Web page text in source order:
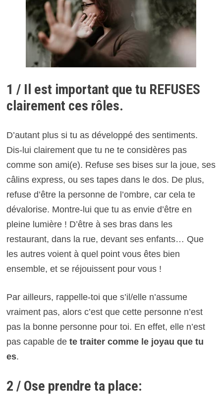
1 / Il est important que tu REFUSES
clairement ces rôles.
D’autant plus si tu as développé des sentiments.
Dis-lui clairement que tu ne te considères pas
comme son ami(e). Refuse ses bises sur la joue, ses
câlins express, ou ses tapes dans le dos. De plus,
refuse d’être la personne de l’ombre, car cela te
dévalorise. Montre-lui que tu as envie d’être en
pleine lumière ! D’être à ses bras dans les
restaurant, dans la rue, devant ses enfants… Que
les autres voient à quel point vous êtes bien
ensemble, et se réjouissent pour vous !
Par ailleurs, rappelle-toi que s’il/elle n’assume
vraiment pas, alors c’est que cette personne n’est
pas la bonne personne pour toi. En effet, elle n’est
pas capable de te traiter comme le joyau que tu
es.
2 / Ose prendre ta place: